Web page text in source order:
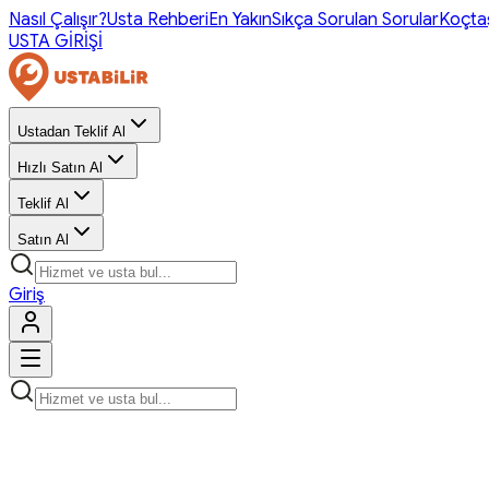
Nasıl Çalışır?Usta RehberiEn YakınSıkça Sorulan Sorular
USTA GİRİŞİ
Ustadan Teklif Al
Hızlı Satın Al
Teklif Al
Satın Al
Giriş